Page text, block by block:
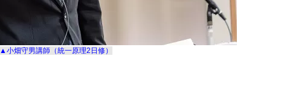
▲小畑守男講師（統一原理2 日修）